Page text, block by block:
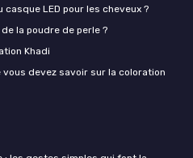
LED pour les cheveux ?
la poudre de perle ?
Khadi
devez savoir sur la coloration